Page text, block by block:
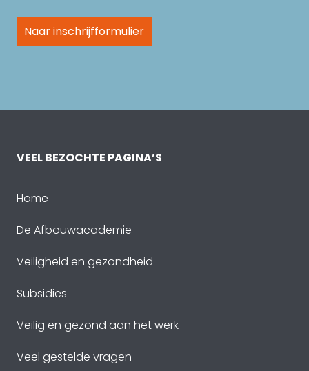
Naar inschrijfformulier
VEEL BEZOCHTE PAGINA’S
Home
De Afbouwacademie
Veiligheid en gezondheid
Subsidies
Veilig en gezond aan het werk
Veel gestelde vragen